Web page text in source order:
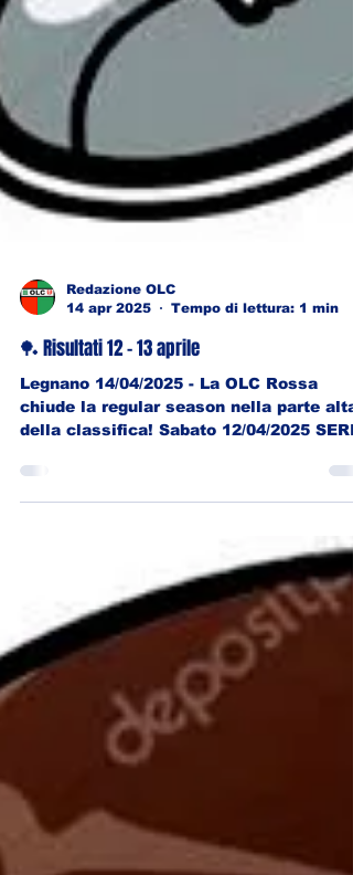
Redazione OLC
🏓 Risultati 12 - 13 aprile
Legnano 14/04/2025 - La OLC Rossa
chiude la regular season nella parte alta